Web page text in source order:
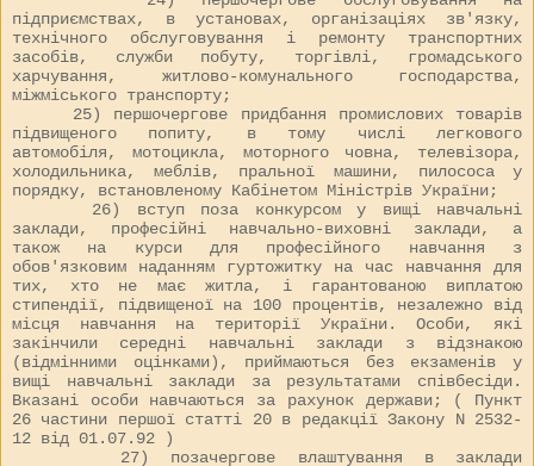
підприємствах, в установах, організаціях зв'язку,
технічного обслуговування і ремонту транспортних
засобів, служби побуту, торгівлі, громадського
харчування, житлово-комунального господарства,
міжміського транспорту;
25) першочергове придбання промислових товарів
підвищеного попиту, в тому числі легкового
автомобіля, мотоцикла, моторного човна, телевізора,
холодильника, меблів, пральної машини, пилососа у
порядку, встановленому Кабінетом Міністрів України;
26) вступ поза конкурсом у вищі навчальні
заклади, професійні навчально-виховні заклади, а
також на курси для професійного навчання з
обов'язковим наданням гуртожитку на час навчання для
тих, хто не має житла, і гарантованою виплатою
стипендії, підвищеної на 100 процентів, незалежно від
місця навчання на території України. Особи, які
закінчили середні навчальні заклади з відзнакою
(відмінними оцінками), приймаються без екзаменів у
вищі навчальні заклади за результатами співбесіди.
Вказані особи навчаються за рахунок держави; ( Пункт
26 частини першої статті 20 в редакції Закону N 2532-
12 від 01.07.92 )
27) позачергове влаштування в заклади